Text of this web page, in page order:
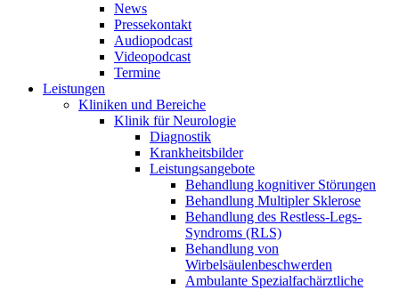
News
Pressekontakt
Audiopodcast
Videopodcast
Termine
Leistungen
Kliniken und Bereiche
Klinik für Neurologie
Diagnostik
Krankheitsbilder
Leistungsangebote
Behandlung kognitiver Störungen
Behandlung Multipler Sklerose
Behandlung des Restless-Legs-
Syndroms (RLS)
Behandlung von
Wirbelsäulenbeschwerden
Ambulante Spezialfachärztliche